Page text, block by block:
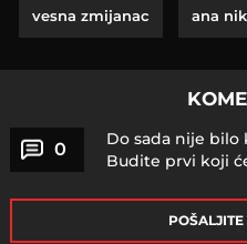
vesna zmijanac ana
0
Do sada nije bilo
Budite prvi koji